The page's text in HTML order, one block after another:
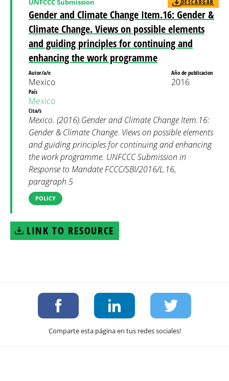
Gender and Climate Change Item.16: Gender &
Climate Change. Views on possible elements
and guiding principles for continuing and
enhancing the work programme
DESCARGAR
Autor/a/e
Mexico
Año de publicacion
2016
País
Mexico
Cita/s
Mexico. (2016).Gender and Climate Change Item.16:
Gender & Climate Change. Views on possible elements
and guiding principles for continuing and enhancing
the work programme. UNFCCC Submission in
Response to Mandate FCCC/SBI/2016/L.16,
paragraph 5
POLICY
LINK TO RESOURCE
Comparte esta página en tus redes sociales!